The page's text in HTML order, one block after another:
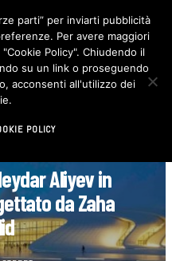
F
c
e
b
o
I
n
s
t
Aliyev in
da Zaha
parti” per inviarti pubblicità
Per avere maggiori
Policy". Chiudendo il
su un link o proseguendo
acconsenti all'utilizzo dei
POLICY